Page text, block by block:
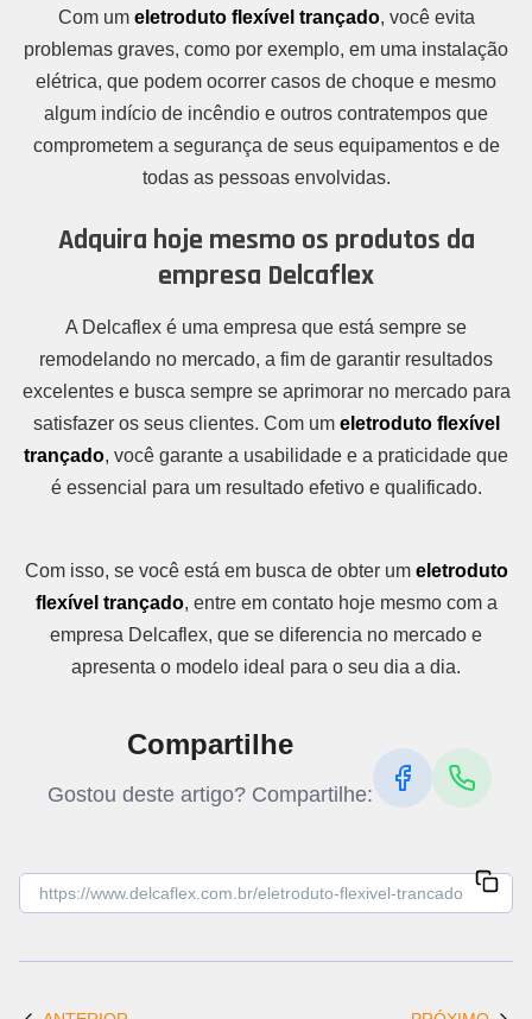
Com um eletroduto flexível trançado, você evita
problemas graves, como por exemplo, em uma instalação
elétrica, que podem ocorrer casos de choque e mesmo
algum indício de incêndio e outros contratempos que
comprometem a segurança de seus equipamentos e de
todas as pessoas envolvidas.
Adquira hoje mesmo os produtos da
empresa Delcaflex
A Delcaflex é uma empresa que está sempre se
remodelando no mercado, a fim de garantir resultados
excelentes e busca sempre se aprimorar no mercado para
satisfazer os seus clientes. Com um eletroduto flexível
trançado, você garante a usabilidade e a praticidade que
é essencial para um resultado efetivo e qualificado.
Com isso, se você está em busca de obter um eletroduto
flexível trançado, entre em contato hoje mesmo com a
empresa Delcaflex, que se diferencia no mercado e
apresenta o modelo ideal para o seu dia a dia.
Compartilhe
Gostou deste artigo? Compartilhe: